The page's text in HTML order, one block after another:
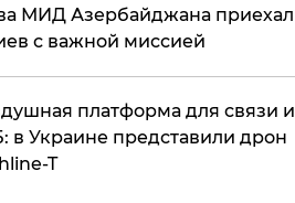
МИД Азербайджана приехал
с важной миссией
платформа для связи и
в Украине представили дрон
T